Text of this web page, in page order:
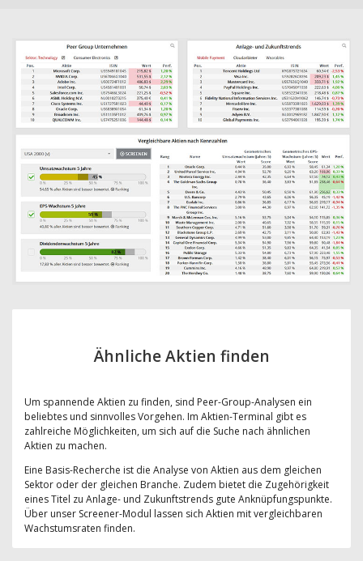
Ähnliche Aktien finden
Um spannende Aktien zu finden, sind Peer-Group-Analysen ein
beliebtes und sinnvolles Vorgehen. Im Aktien-Terminal gibt es
zahlreiche Möglichkeiten, um sich auf die Suche nach ähnlichen
Aktien zu machen.
Eine Basis-Recherche ist die Analyse von Aktien aus dem gleichen
Sektor oder der gleichen Branche. Zudem bietet die Zugehörigkeit
eines Titel zu Anlage- und Zukunftstrends gute Anknüpfungspunkte.
Über unser Screener-Modul lassen sich Aktien mit vergleichbaren
Wachstumsraten finden.